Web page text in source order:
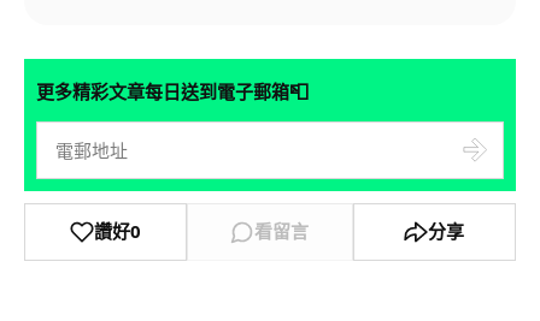
更多精彩文章每日送到電子郵箱📮
讚好0 看留言 分享